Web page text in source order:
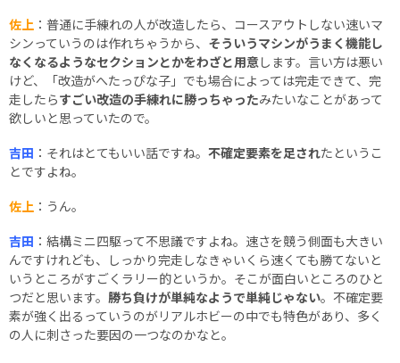
佐上 ：普通に手練れの人が改造したら、コースアウトしない速いマ
シンっていうのは作れちゃうから、 そういうマシンがうまく機能し
なくなるようなセクションとかをわざと用意します。言い方は悪い
けど、「改造がへたっぴな子」でも場合によっては完走できて、完
走したらすごい改造の手練れに勝っちゃったみたいなことがあって
欲しいと思っていたので。
吉田 ：それはとてもいい話ですね。 不確定要素を足されたというこ
とですよね。
佐上 ：うん。
吉田 ：結構ミニ四駆って不思議ですよね。速さを競う側面も大きい
んですけれども、しっかり完走しなきゃいくら速くても勝てないと
いうところがすごくラリー的というか。そこが面白いところのひと
つだと思います。 勝ち負けが単純なようで単純じゃない。不確定要
素が強く出るっていうのがリアルホビーの中でも特色があり、多く
の人に刺さった要因の一つなのかなと。